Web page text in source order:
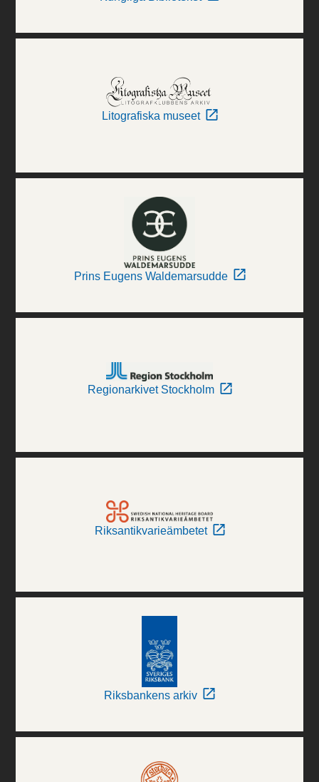
Litografiska museet
Prins Eugens Waldemarsudde
Regionarkivet Stockholm
Riksantikvarieämbetet
Riksbankens arkiv